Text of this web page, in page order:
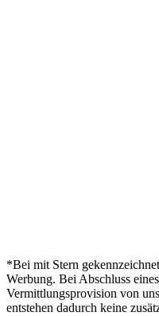
*Bei mit Stern
Werbung. Bei Abschluss
Vermittlungsprovision von
entstehen dadurch keine